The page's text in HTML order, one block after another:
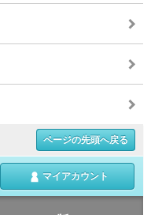
ページの先頭へ戻る
マイアカウント